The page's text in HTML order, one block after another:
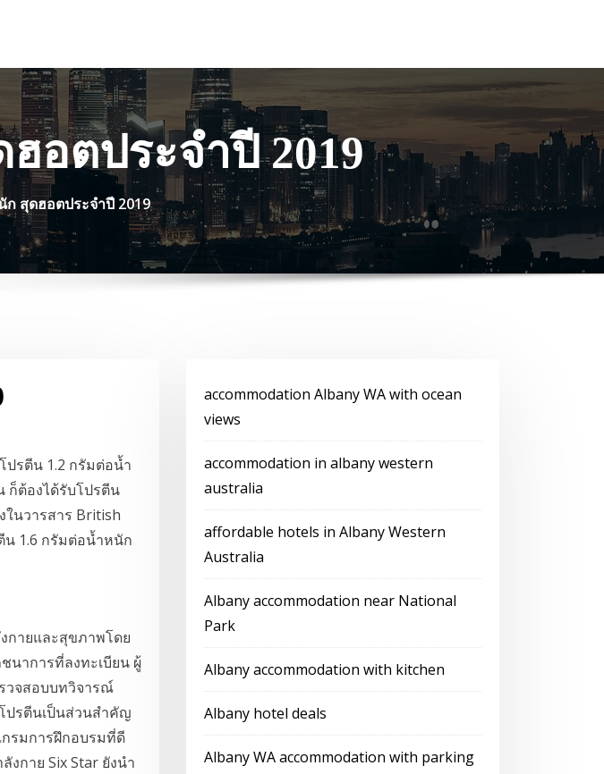
อตประจำปี 2019
สุดฮอตประจำปี 2019
ปรตีน 1.2 กรัมต่อน้ำ
ก็ต้องได้รับโปรตีน
นวารสาร British
น 1.6 กรัมต่อน้ำหนัก
กายและสุขภาพโดย
าการที่ลงทะเบียน ผู้
วจสอบบทวิจารณ์
ปรตีนเป็นส่วนสำคัญ
รมการฝึกอบรมที่ดี
กาย Six Star ยังนำ
accommodation Albany WA with ocean
views
accommodation in albany western
australia
affordable hotels in Albany Western
Australia
Albany accommodation near National
Park
Albany accommodation with kitchen
Albany hotel deals
Albany WA accommodation with parking